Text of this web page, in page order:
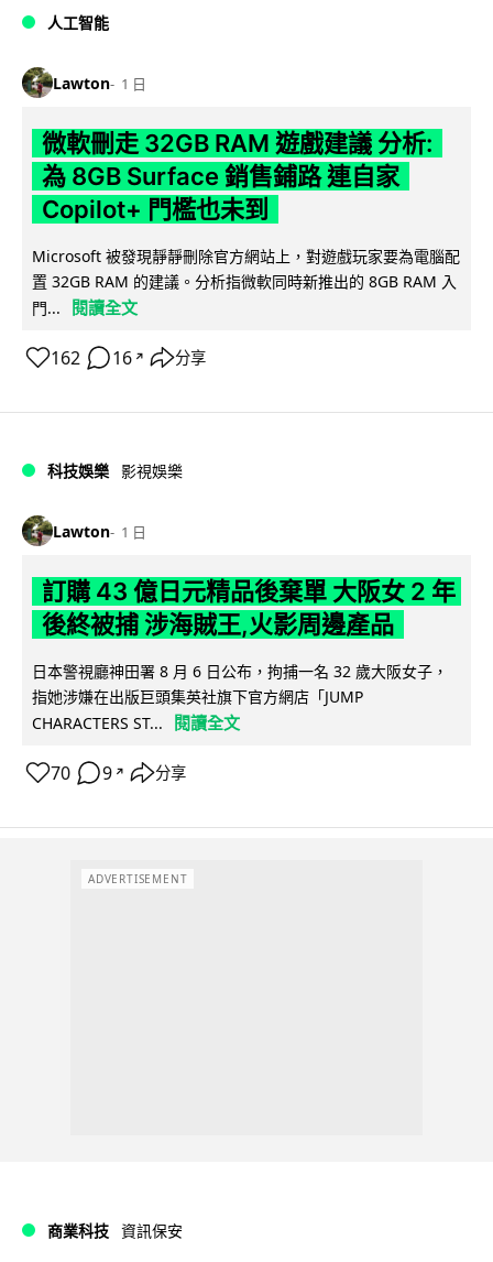
人工智能
Lawton 1 日
微軟刪走 32GB RAM 遊戲建議 分析:
為 8GB Surface 銷售鋪路 連自家
Copilot+ 門檻也未到
Microsoft 被發現靜靜刪除官方網站上，對遊戲玩家要為電腦配
置 32GB RAM 的建議。分析指微軟同時新推出的 8GB RAM 入
門...
閱讀全文
162 16 ↗ 分享
科技娛樂 影視娛樂
Lawton 1 日
訂購 43 億日元精品後棄單 大阪女 2 年
後終被捕 涉海賊王,火影周邊產品
日本警視廳神田署 8 月 6 日公布，拘捕一名 32 歲大阪女子，
指她涉嫌在出版巨頭集英社旗下官方網店「JUMP
CHARACTERS ST...
閱讀全文
70 9 ↗ 分享
ADVERTISEMENT
商業科技 資訊保安